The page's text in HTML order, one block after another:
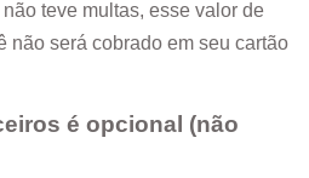
teve multas, esse valor de
não será cobrado em seu cartão
é opcional (não